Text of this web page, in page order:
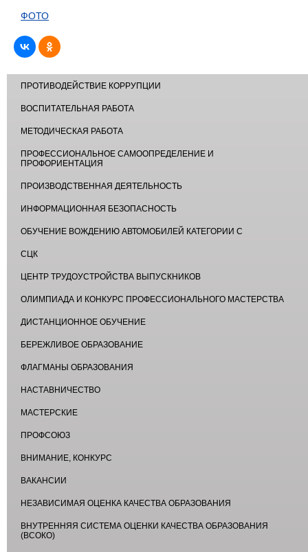
ФОТО
ПРОТИВОДЕЙСТВИЕ КОРРУПЦИИ
ВОСПИТАТЕЛЬНАЯ РАБОТА
МЕТОДИЧЕСКАЯ РАБОТА
ПРОФЕССИОНАЛЬНОЕ САМООПРЕДЕЛЕНИЕ И
ПРОФОРИЕНТАЦИЯ
ПРОИЗВОДСТВЕННАЯ ДЕЯТЕЛЬНОСТЬ
ИНФОРМАЦИОННАЯ БЕЗОПАСНОСТЬ
ОБУЧЕНИЕ ВОЖДЕНИЮ АВТОМОБИЛЕЙ КАТЕГОРИИ С
СЦК
ЦЕНТР ТРУДОУСТРОЙСТВА ВЫПУСКНИКОВ
ОЛИМПИАДА И КОНКУРС ПРОФЕССИОНАЛЬНОГО МАСТЕРСТВА
ДИСТАНЦИОННОЕ ОБУЧЕНИЕ
БЕРЕЖЛИВОЕ ОБРАЗОВАНИЕ
ФЛАГМАНЫ ОБРАЗОВАНИЯ
НАСТАВНИЧЕСТВО
МАСТЕРСКИЕ
ПРОФСОЮЗ
ВНИМАНИЕ, КОНКУРС
ВАКАНСИИ
НЕЗАВИСИМАЯ ОЦЕНКА КАЧЕСТВА ОБРАЗОВАНИЯ
ВНУТРЕННЯЯ СИСТЕМА ОЦЕНКИ КАЧЕСТВА ОБРАЗОВАНИЯ
(ВСОКО)